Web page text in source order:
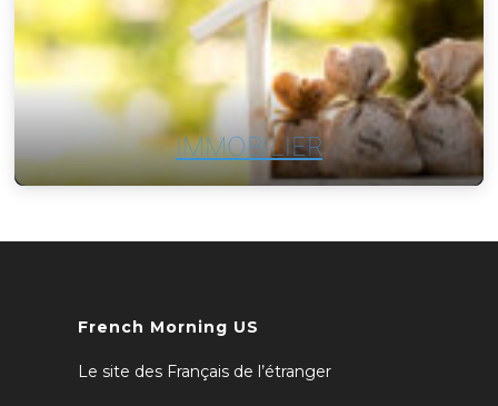
IMMOBILIER
French Morning US
Le site des Français de l’étranger